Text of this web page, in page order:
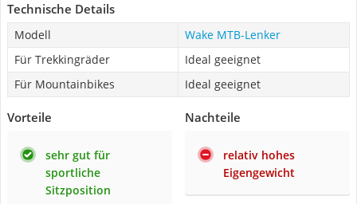
Technische Details
Modell
Wake MTB-Lenker
Für Trekkingräder
Ideal geeignet
Für Mountainbikes
Ideal geeignet
Vorteile
sehr gut für
sportliche
Sitzposition
Nachteile
relativ hohes
Eigengewicht